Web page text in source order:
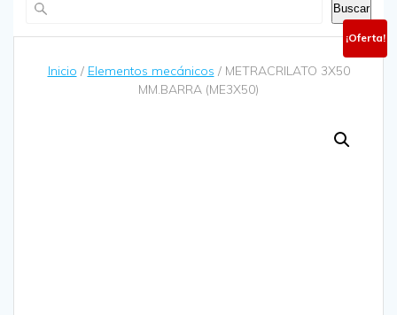
Buscar
Inicio / Elementos mecánicos / METRACRILATO 3X50
MM.BARRA (ME3X50)
¡Oferta!